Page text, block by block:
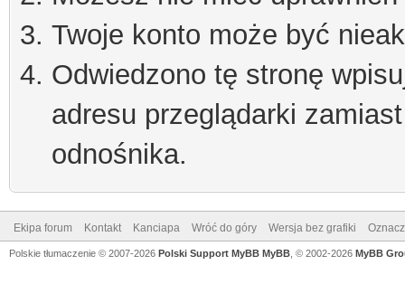
Twoje konto może być
Odwiedzono tę stronę
adresu przeglądarki
odnośnika.
Ekipa forum Kontakt Kanciapa Wróć do góry Wersja bez grafiki
Polskie tłumaczenie © 2007-2026 Polski Support MyBB MyBB , © 2002-2026 MyBB